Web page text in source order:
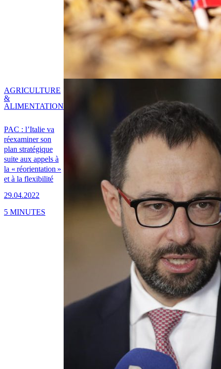
PAC : l’Italie va
réexaminer son
plan stratégique
suite aux appels à
la « réorientation »
et à la flexibilité
29.04.2022
AGRICULTURE
&
ALIMENTATION
5 MINUTES